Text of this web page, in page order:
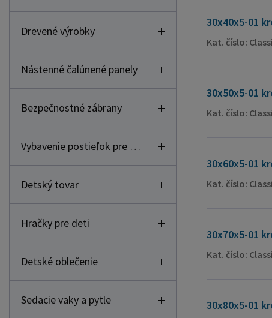
Drevené výrobky
Nástenné čalúnené panely
Bezpečnostné zábrany
Vybavenie postieľok pre deti
Detský tovar
Hračky pre deti
Detské oblečenie
Sedacie vaky a pytle
30x40x5-01
Kat. číslo:
30x50x5-01
Kat. číslo:
30x60x5-01
Kat. číslo:
30x70x5-01
Kat. číslo:
30x80x5-01